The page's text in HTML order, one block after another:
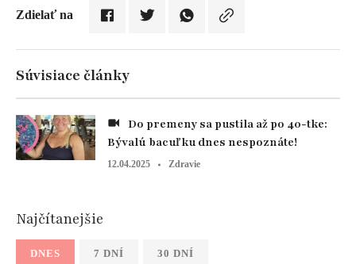
Zdielať na
Súvisiace články
Bývalú bacuľku dnes nespoznáte!
12.04.2025 Zdravie
Najčítanejšie
DNES 7 DNÍ 30 DNÍ